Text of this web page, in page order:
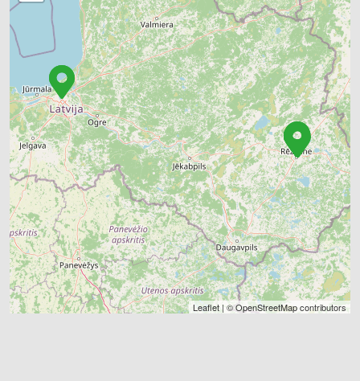
Leaflet | ©OpenStreetMapcontributors